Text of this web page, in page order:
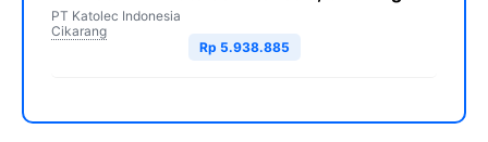
PT Katolec Indonesia
Cikarang
Rp 5.938.885